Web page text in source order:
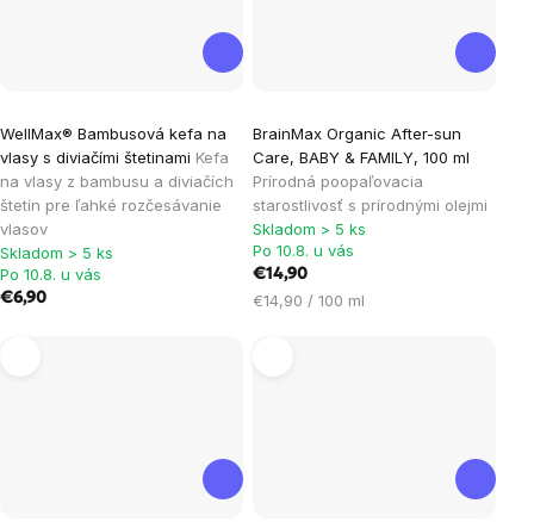
WellMax® Bambusová kefa na
vlasy s diviačími štetinami Kefa
na vlasy z bambusu a diviačích
štetín pre ľahké rozčesávanie
vlasov
hodnotenie
produktu
je
5,0
z
5
Skladom > 5 ks
Po 10.8. u vás
€6,90
BrainMax Organic After-sun
Care, BABY & FAMILY, 100 ml
Prírodná poopaľovacia
starostlivosť s prírodnými olejmi
Skladom > 5 ks
Po 10.8. u vás
€14,90
Jednotková
€14,90 / 100 ml